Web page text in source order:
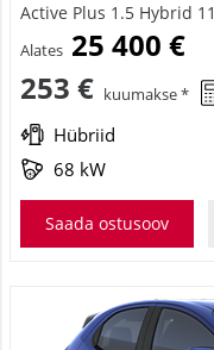
Active Plus 1.5 Hybrid
Alates 25 400 €
253 € kuumakse *
Hübriid
68 kW
Saada ostusoov